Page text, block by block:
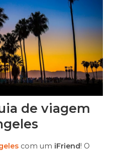
de viagem
com um iFriend! O